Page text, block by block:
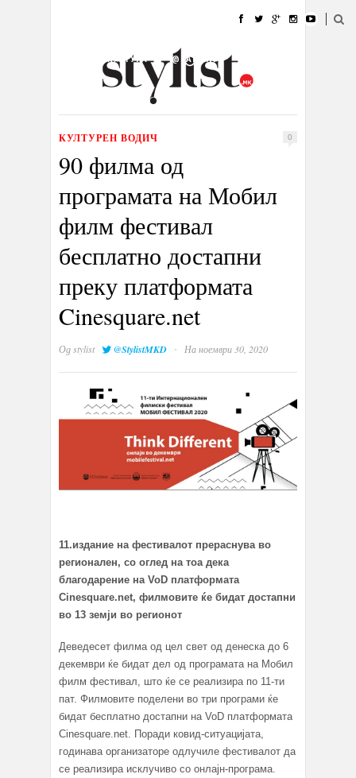
УБАВИНА
КУЛТУРА @РАБОТА
ИЗЛОГ
КУЛТУРЕН ВОДИЧ 0
90 филма од
програмата на Мобил
филм фестивал
бесплатно достапни
преку платформата
Cinesquare.net
Одstylist @StylistMKD · На ноември 30, 2020
11.издание на фестивалот прераснува во
регионален, со оглед на тоа дека
благодарение на VoD платформата
Cinesquare.net, филмовите ќе бидат достапни
во 13 земји во регионот
Деведесет филма од цел свет од денеска до 6
декември ќе бидат дел од програмата на Мобил
филм фестивал, што ќе се реализира по 11-ти
пат. Филмовите поделени во три програми ќе
бидат бесплатно достапни на VoD платформата
Cinesquare.net. Поради ковид-ситуацијата,
годинава организаторе одлучиле фестивалот да
се реализира исклучиво со онлајн-програма.